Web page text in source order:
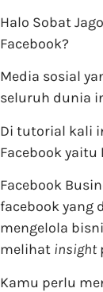
Halo Sobat
Facebook?
Media sosial
seluruh dunia
Di tutorial kali
Facebook yaitu
Facebook
facebook yang
mengelola
melihat insight
Kamu perlu